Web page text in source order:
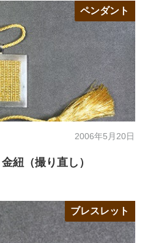
ペンダント
2006年5月20日
（撮り直し）
ブレスレット